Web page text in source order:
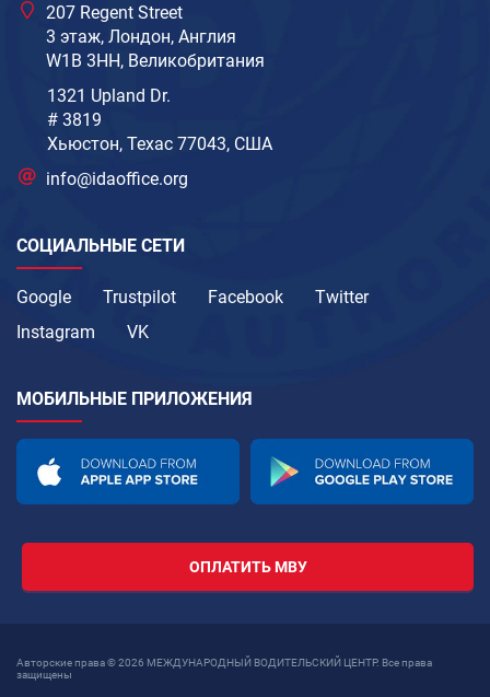
207 Regent Street
3 этаж, Лондон, Англия
W1B 3HH, Великобритания
1321 Upland Dr.
# 3819
Хьюстон, Техас 77043, США
info@idaoffice.org
СОЦИАЛЬНЫЕ СЕТИ
Google Trustpilot Facebook
Twitter
Instagram
VK
МОБИЛЬНЫЕ ПРИЛОЖЕНИЯ
ОПЛАТИТЬ МВУ
Авторские права © 2026 МЕЖДУНАРОДНЫЙ ВОДИТЕЛЬСКИЙ ЦЕНТР. Все права
защищены